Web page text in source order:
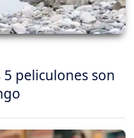
5 peliculones son